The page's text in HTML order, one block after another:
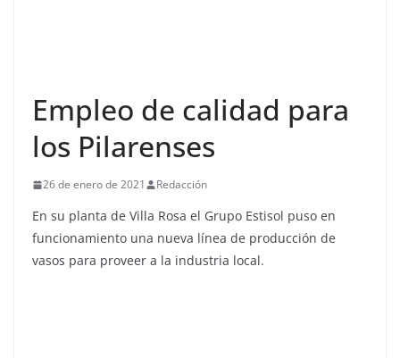
Empleo de calidad para
los Pilarenses
26 de enero de 2021 Redacción
En su planta de Villa Rosa el Grupo Estisol puso en
funcionamiento una nueva línea de producción de
vasos para proveer a la industria local.